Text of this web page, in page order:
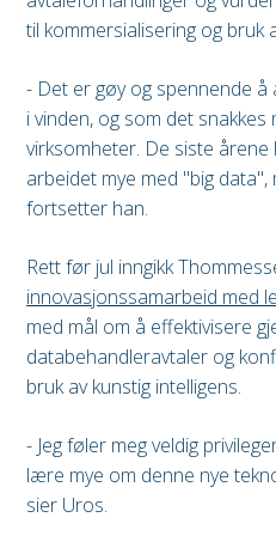
til kommersialisering og bruk
- Det er gøy og spennende
i vinden, og som det
virksomheter. De siste årene
arbeidet mye med "big
fortsetter han.
Rett før jul inngikk
innovasjonssamarbeid med
med mål om å effektivisere
databehandleravtaler og
bruk av kunstig intelligens.
- Jeg føler meg veldig
lære mye om denne nye
sier Uros.